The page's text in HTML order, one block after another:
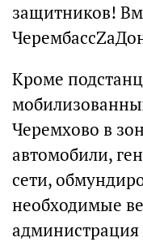
защитников!
Кроме
Черемхово в
автомобили,
сети,
необходимые
администрация